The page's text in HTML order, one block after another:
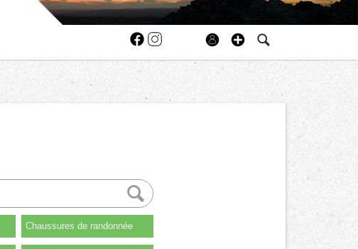
Chaussures de randonnée